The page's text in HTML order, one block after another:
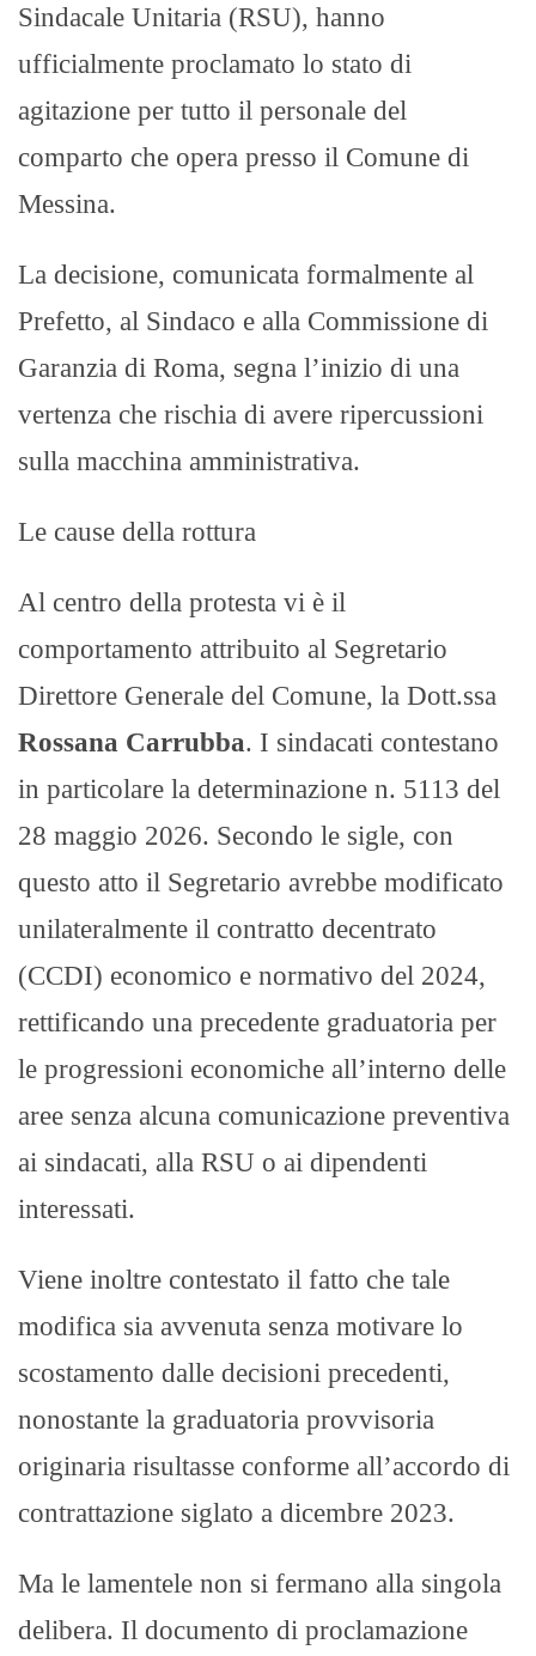
Sindacale Unitaria (RSU), hanno
ufficialmente proclamato lo stato di
agitazione per tutto il personale del
comparto che opera presso il Comune di
Messina.
La decisione, comunicata formalmente al
Prefetto, al Sindaco e alla Commissione di
Garanzia di Roma, segna l’inizio di una
vertenza che rischia di avere ripercussioni
sulla macchina amministrativa.
​Le cause della rottura​
Al centro della protesta vi è il
comportamento attribuito al Segretario
Direttore Generale del Comune, la Dott.ssa
Rossana Carrubba. I sindacati contestano
in particolare la determinazione n. 5113 del
28 maggio 2026. Secondo le sigle, con
questo atto il Segretario avrebbe modificato
unilateralmente il contratto decentrato
(CCDI) economico e normativo del 2024,
rettificando una precedente graduatoria per
le progressioni economiche all’interno delle
aree senza alcuna comunicazione preventiva
ai sindacati, alla RSU o ai dipendenti
interessati.
Viene inoltre contestato il fatto che tale
modifica sia avvenuta senza motivare lo
scostamento dalle decisioni precedenti,
nonostante la graduatoria provvisoria
originaria risultasse conforme all’accordo di
contrattazione siglato a dicembre 2023. ​
Ma le lamentele non si fermano alla singola
delibera. Il documento di proclamazione